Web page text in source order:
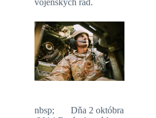
nbsp; Dňa 2 októbra